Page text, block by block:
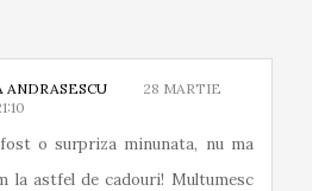
ANDRASESCU
28 MARTIE
o surpriza minunata, nu ma
la astfel de cadouri! Multumesc